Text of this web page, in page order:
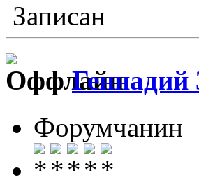
Записан
Геннадий
Форумчанин